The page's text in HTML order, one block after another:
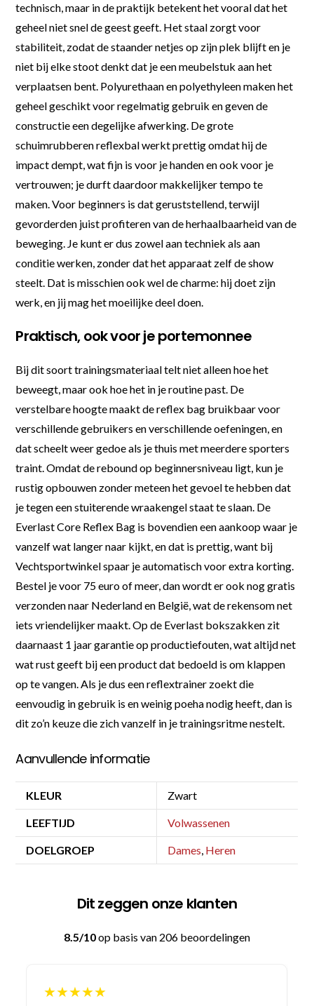
technisch, maar in de praktijk betekent het vooral dat het
geheel niet snel de geest geeft. Het staal zorgt voor
stabiliteit, zodat de staander netjes op zijn plek blijft en je
niet bij elke stoot denkt dat je een meubelstuk aan het
verplaatsen bent. Polyurethaan en polyethyleen maken het
geheel geschikt voor regelmatig gebruik en geven de
constructie een degelijke afwerking. De grote
schuimrubberen reflexbal werkt prettig omdat hij de
impact dempt, wat fijn is voor je handen en ook voor je
vertrouwen; je durft daardoor makkelijker tempo te
maken. Voor beginners is dat geruststellend, terwijl
gevorderden juist profiteren van de herhaalbaarheid van de
beweging. Je kunt er dus zowel aan techniek als aan
conditie werken, zonder dat het apparaat zelf de show
steelt. Dat is misschien ook wel de charme: hij doet zijn
werk, en jij mag het moeilijke deel doen.
Praktisch, ook voor je portemonnee
Bij dit soort trainingsmateriaal telt niet alleen hoe het
beweegt, maar ook hoe het in je routine past. De
verstelbare hoogte maakt de reflex bag bruikbaar voor
verschillende gebruikers en verschillende oefeningen, en
dat scheelt weer gedoe als je thuis met meerdere sporters
traint. Omdat de rebound op beginnersniveau ligt, kun je
rustig opbouwen zonder meteen het gevoel te hebben dat
je tegen een stuiterende wraakengel staat te slaan. De
Everlast Core Reflex Bag is bovendien een aankoop waar je
vanzelf wat langer naar kijkt, en dat is prettig, want bij
Vechtsportwinkel spaar je automatisch voor extra korting.
Bestel je voor 75 euro of meer, dan wordt er ook nog gratis
verzonden naar Nederland en België, wat de rekensom net
iets vriendelijker maakt. Op de Everlast bokszakken zit
daarnaast 1 jaar garantie op productiefouten, wat altijd net
wat rust geeft bij een product dat bedoeld is om klappen
op te vangen. Als je dus een reflextrainer zoekt die
eenvoudig in gebruik is en weinig poeha nodig heeft, dan is
dit zo’n keuze die zich vanzelf in je trainingsritme nestelt.
Aanvullende informatie
KLEUR Zwart
LEEFTIJD Volwassenen
DOELGROEP Dames, Heren
Dit zeggen onze klanten
8.5/10op basis van 206 beoordelingen
★★★★★